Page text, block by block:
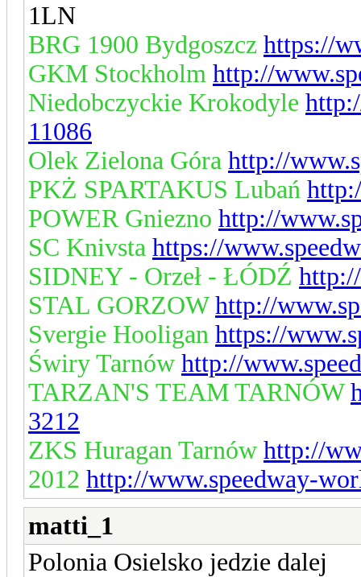
1LN
BRG 1900 Bydgoszcz https://
GKM Stockholm http://
Niedobczyckie Krokodyle
11086
Olek Zielona Góra http://
PKŻ SPARTAKUS Lubań
POWER Gniezno http://
SC Knivsta https://
SIDNEY - Orzeł - ŁÓDŹ
STAL GORZOWhttp://
Svergie Hooligan https://
Świry Tarnów http://
TARZAN'S TEAM TARNÓW
3212
ZKS Huragan Tarnów http://
2012 http://www.speedway-
matti_1
Polonia Osielsko jedzie dalej